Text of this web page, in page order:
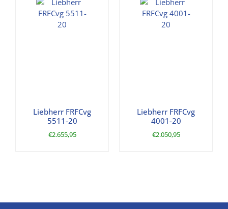
Liebherr FRFCvg
5511-20
€2.655,95
Liebherr FRFCvg
4001-20
€2.050,95